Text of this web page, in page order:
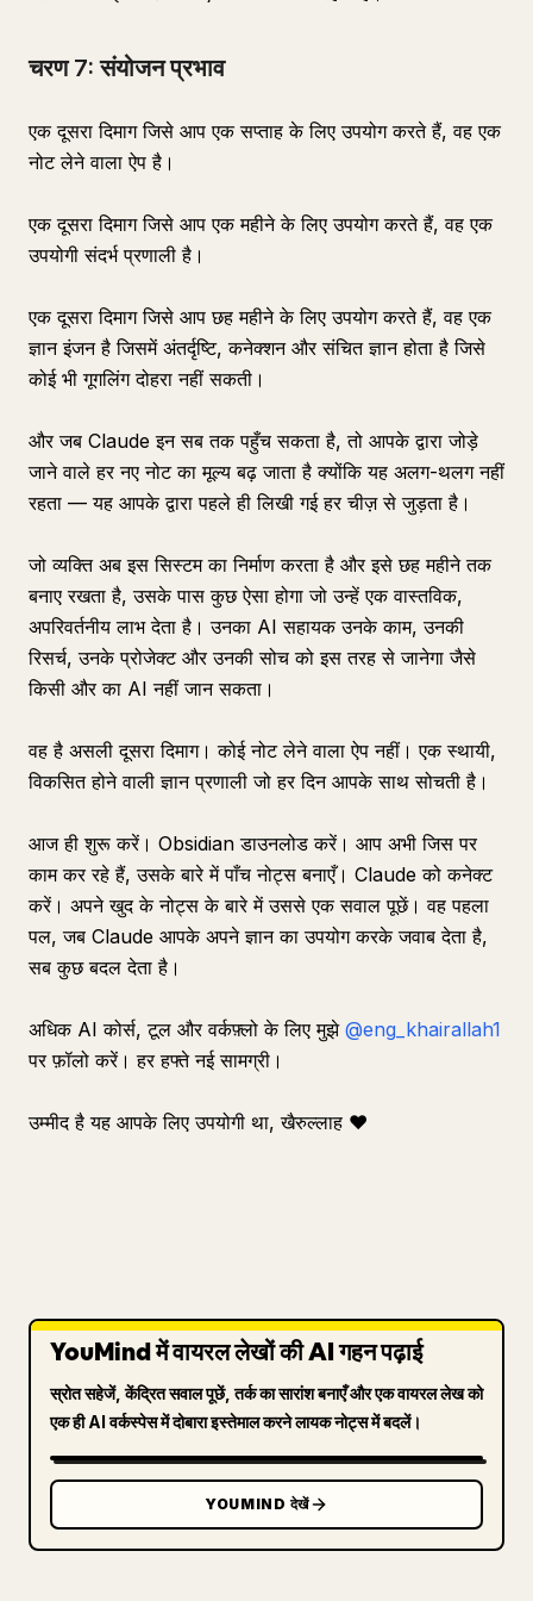
चरण 7: संयोजन प्रभाव
एक दूसरा दिमाग जिसे आप एक सप्ताह के लिए उपयोग करते हैं, वह एक
नोट लेने वाला ऐप है।
एक दूसरा दिमाग जिसे आप एक महीने के लिए उपयोग करते हैं, वह एक
उपयोगी संदर्भ प्रणाली है।
एक दूसरा दिमाग जिसे आप छह महीने के लिए उपयोग करते हैं, वह एक
ज्ञान इंजन है जिसमें अंतर्दृष्टि, कनेक्शन और संचित ज्ञान होता है जिसे
कोई भी गूगलिंग दोहरा नहीं सकती।
और जब Claude इन सब तक पहुँच सकता है, तो आपके द्वारा जोड़े
जाने वाले हर नए नोट का मूल्य बढ़ जाता है क्योंकि यह अलग-थलग नहीं
रहता — यह आपके द्वारा पहले ही लिखी गई हर चीज़ से जुड़ता है।
जो व्यक्ति अब इस सिस्टम का निर्माण करता है और इसे छह महीने तक
बनाए रखता है, उसके पास कुछ ऐसा होगा जो उन्हें एक वास्तविक,
अपरिवर्तनीय लाभ देता है। उनका AI सहायक उनके काम, उनकी
रिसर्च, उनके प्रोजेक्ट और उनकी सोच को इस तरह से जानेगा जैसे
किसी और का AI नहीं जान सकता।
वह है असली दूसरा दिमाग। कोई नोट लेने वाला ऐप नहीं। एक स्थायी,
विकसित होने वाली ज्ञान प्रणाली जो हर दिन आपके साथ सोचती है।
आज ही शुरू करें। Obsidian डाउनलोड करें। आप अभी जिस पर
काम कर रहे हैं, उसके बारे में पाँच नोट्स बनाएँ। Claude को कनेक्ट
करें। अपने खुद के नोट्स के बारे में उससे एक सवाल पूछें। वह पहला
पल, जब Claude आपके अपने ज्ञान का उपयोग करके जवाब देता है,
सब कुछ बदल देता है।
अधिक AI कोर्स, टूल और वर्कफ़्लो के लिए मुझे @eng_khairallah1
पर फ़ॉलो करें। हर हफ्ते नई सामग्री।
उम्मीद है यह आपके लिए उपयोगी था, खैरुल्लाह ❤️
YouMind में वायरल लेखों की AI गहन पढ़ाई
स्रोत सहेजें, केंद्रित सवाल पूछें, तर्क का सारांश बनाएँ और एक वायरल लेख को
एक ही AI वर्कस्पेस में दोबारा इस्तेमाल करने लायक नोट्स में बदलें।
YOUMIND देखें